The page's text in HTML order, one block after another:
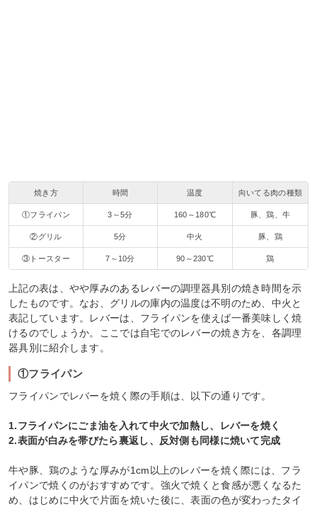
焼き方 時間 温度 向いてる肉の種類
①フライパン 3～5分 160～180℃ 豚、鶏、牛
②グリル 5分 中火 豚、鶏
③トースター 7～10分 90～230℃ 鶏
上記の表は、やや厚みのあるレバーの調理器具別の焼き時間を示
したものです。なお、グリルの庫内の温度は不明のため、中火と
表記しています。レバーは、フライパンを使えば一番美味しく焼
けるのでしょうか。ここでは自宅でのレバーの焼き方を、各調理
器具別に紹介します。
①フライパン
フライパンでレバーを焼く際の手順は、以下の通りです。
1.フライパンにごま油を入れて中火で加熱し、レバーを焼く
2.表面が白みを帯びたら裏返し、反対側も同様に焼いて完成
牛や豚、鶏のような厚みが1cm以上のレバーを焼く際には、フラ
イパンで焼くのがおすすめです。強火で焼くと食感が悪くなるた
め、はじめに中火で片面を焼いた後に、表面の色が変わったタイ